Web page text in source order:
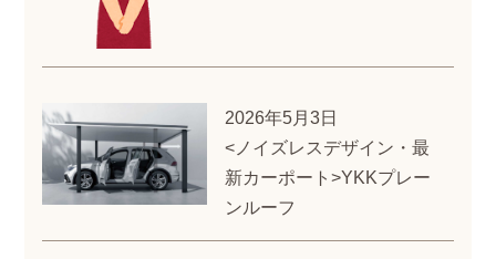
2026年5月3日
<ノイズレスデザイン・最
新カーポート>YKKプレー
ンルーフ